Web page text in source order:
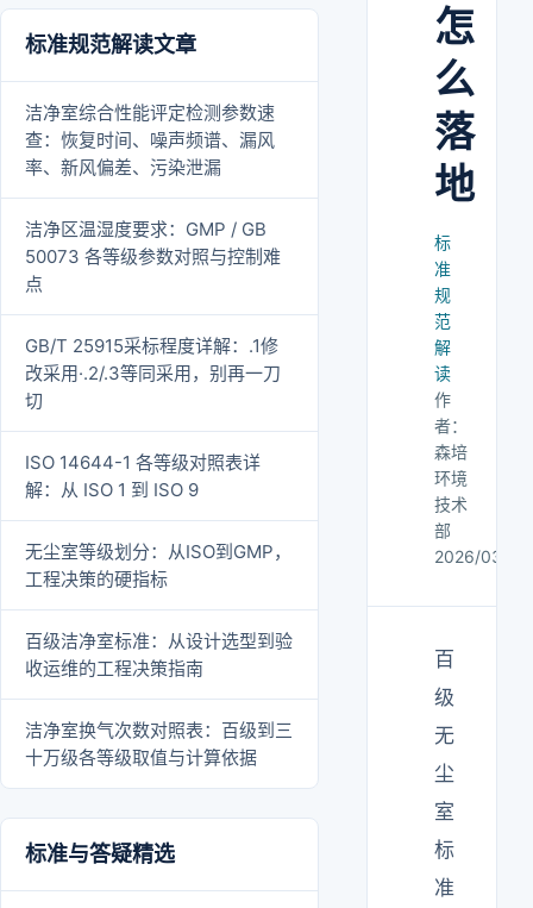
标准规范解读文章
洁净室综合性能评定检测参数速
查：恢复时间、噪声频谱、漏风
率、新风偏差、污染泄漏
洁净区温湿度要求：GMP / GB
50073 各等级参数对照与控制难
点
GB/T 25915采标程度详解：.1修
改采用·.2/.3等同采用，别再一刀
切
ISO 14644-1 各等级对照表详
解：从 ISO 1 到 ISO 9
无尘室等级划分：从ISO到GMP，
工程决策的硬指标
百级洁净室标准：从设计选型到验
收运维的工程决策指南
洁净室换气次数对照表：百级到三
十万级各等级取值与计算依据
标准与答疑精选
怎
么
落
地
标
准
规
范
解
读
作
者：
森培
环境
技术
部
2026/03/20
百
级
无
尘
室
标
准